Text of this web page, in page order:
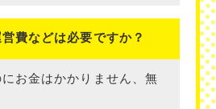
費などは必要ですか？
お金はかかりません、無